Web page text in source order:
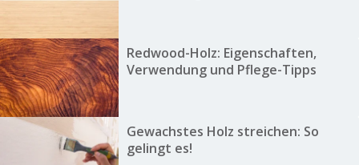
Redwood-Holz: Eigenschaften,
Verwendung und Pflege-Tipps
Gewachstes Holz streichen: So
gelingt es!